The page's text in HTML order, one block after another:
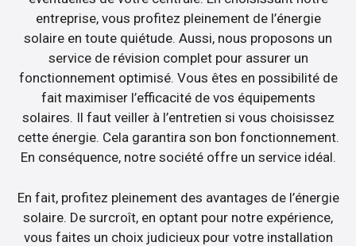
entreprise, vous profitez pleinement de l’énergie
solaire en toute quiétude. Aussi, nous proposons un
service de révision complet pour assurer un
fonctionnement optimisé. Vous êtes en possibilité de
fait maximiser l’efficacité de vos équipements
solaires. Il faut veiller à l’entretien si vous choisissez
cette énergie. Cela garantira son bon fonctionnement.
En conséquence, notre société offre un service idéal.
En fait, profitez pleinement des avantages de l’énergie
solaire. De surcroît, en optant pour notre expérience,
vous faites un choix judicieux pour votre installation